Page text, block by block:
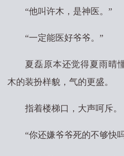
“他叫许木，是神医。”
“一定能医好爷爷。”
夏磊原本还觉得夏雨晴
木的装扮样貌，气的更盛。
指着楼梯口，大声呵斥。
“你还嫌爷爷死的不够快